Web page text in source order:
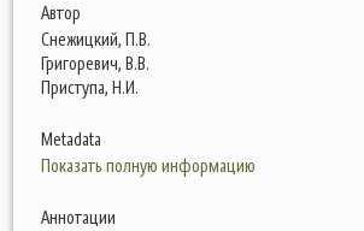
Автор
Снежицкий, П.В.
Григоревич, В.В.
Приступа, Н.И.
Metadata
Показать полную информацию
Аннотации